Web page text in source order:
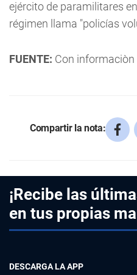
ejército de paramilitares
régimen llama "policías
FUENTE: Con informaciòn
Compartir la nota:
¡Recibe las
en tus propias
DESCARGA LA APP